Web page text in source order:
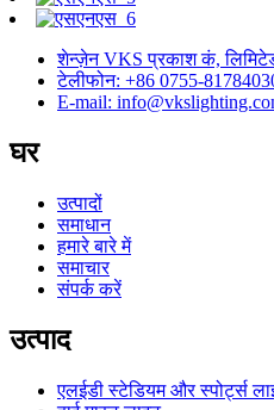
शेन्ज़ेन VKS प्रकाश कं,
टेलीफोन: +86 0755-
E-mail:
घर
उत्पादों
समाधान
हमारे बारे में
समाचार
संपर्क करें
उत्पाद
एलईडी स्टेडियम और स्पोर्ट्स